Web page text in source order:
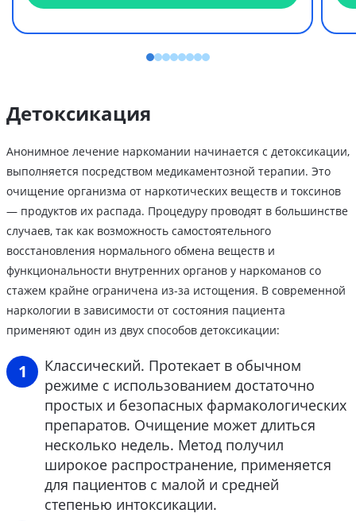
Детоксикация
Анонимное лечение наркомании начинается с детоксикации,
выполняется посредством медикаментозной терапии. Это
очищение организма от наркотических веществ и токсинов
— продуктов их распада. Процедуру проводят в большинстве
случаев, так как возможность самостоятельного
восстановления нормального обмена веществ и
функциональности внутренних органов у наркоманов со
стажем крайне ограничена из-за истощения. В современной
наркологии в зависимости от состояния пациента
применяют один из двух способов детоксикации:
Классический. Протекает в обычном
режиме с использованием достаточно
простых и безопасных фармакологических
препаратов. Очищение может длиться
несколько недель. Метод получил
широкое распространение, применяется
для пациентов с малой и средней
степенью интоксикации.